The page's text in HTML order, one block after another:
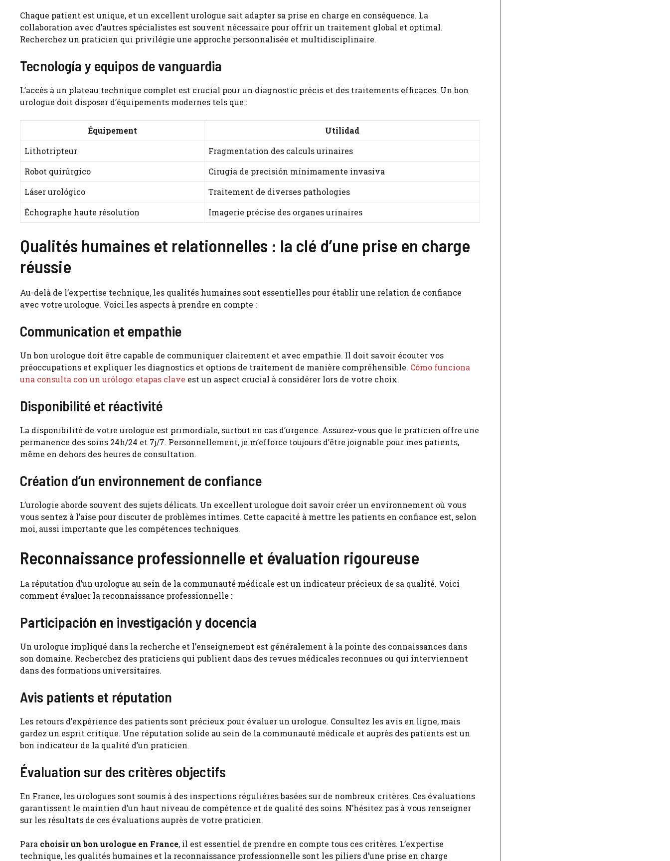
Chaque patient est unique, et un excellent urologue sait adapter sa prise en charge en conséquence. La
collaboration avec d’autres spécialistes est souvent nécessaire pour offrir un traitement global et optimal.
Recherchez un praticien qui privilégie une approche personnalisée et multidisciplinaire.
Tecnología y equipos de vanguardia
L’accès à un plateau technique complet est crucial pour un diagnostic précis et des traitements efficaces. Un bon
urologue doit disposer d’équipements modernes tels que :
Équipement
Utilidad
Lithotripteur
Fragmentation des calculs urinaires
Robot quirúrgico
Cirugía de precisión mínimamente invasiva
Láser urológico
Traitement de diverses pathologies
Échographe haute résolution
Imagerie précise des organes urinaires
Qualités humaines et relationnelles : la clé d’une prise en charge
réussie
Au-delà de l’expertise technique, les qualités humaines sont essentielles pour établir une relation de confiance
avec votre urologue. Voici les aspects à prendre en compte :
Communication et empathie
Un bon urologue doit être capable de communiquer clairement et avec empathie. Il doit savoir écouter vos
préoccupations et expliquer les diagnostics et options de traitement de manière compréhensible. Cómo funciona
una consulta con un urólogo: etapas clave est un aspect crucial à considérer lors de votre choix.
Disponibilité et réactivité
La disponibilité de votre urologue est primordiale, surtout en cas d’urgence. Assurez-vous que le praticien offre une
permanence des soins 24h/24 et 7j/7. Personnellement, je m’efforce toujours d’être joignable pour mes patients,
même en dehors des heures de consultation.
Création d’un environnement de confiance
L’urologie aborde souvent des sujets délicats. Un excellent urologue doit savoir créer un environnement où vous
vous sentez à l’aise pour discuter de problèmes intimes. Cette capacité à mettre les patients en confiance est, selon
moi, aussi importante que les compétences techniques.
Reconnaissance professionnelle et évaluation rigoureuse
La réputation d’un urologue au sein de la communauté médicale est un indicateur précieux de sa qualité. Voici
comment évaluer la reconnaissance professionnelle :
Participación en investigación y docencia
Un urologue impliqué dans la recherche et l’enseignement est généralement à la pointe des connaissances dans
son domaine. Recherchez des praticiens qui publient dans des revues médicales reconnues ou qui interviennent
dans des formations universitaires.
Avis patients et réputation
Les retours d’expérience des patients sont précieux pour évaluer un urologue. Consultez les avis en ligne, mais
gardez un esprit critique. Une réputation solide au sein de la communauté médicale et auprès des patients est un
bon indicateur de la qualité d’un praticien.
Évaluation sur des critères objectifs
En France, les urologues sont soumis à des inspections régulières basées sur de nombreux critères. Ces évaluations
garantissent le maintien d’un haut niveau de compétence et de qualité des soins. N’hésitez pas à vous renseigner
sur les résultats de ces évaluations auprès de votre praticien.
Para choisir un bon urologue en France, il est essentiel de prendre en compte tous ces critères. L’expertise
technique, les qualités humaines et la reconnaissance professionnelle sont les piliers d’une prise en charge